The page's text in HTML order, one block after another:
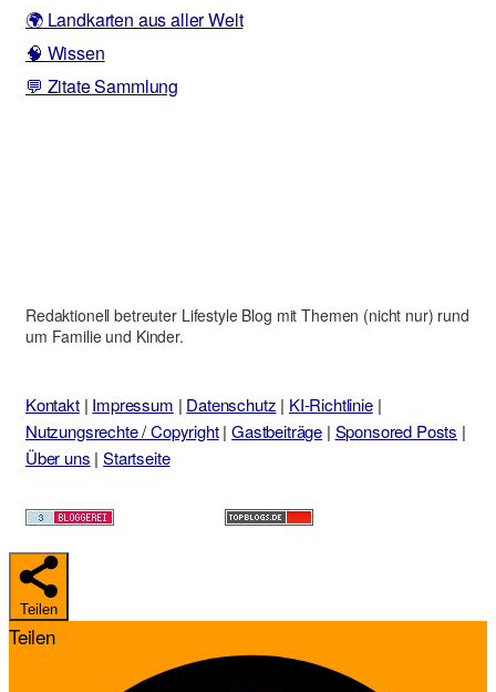
🌍 Landkarten aus aller Welt
🧠 Wissen
💬 Zitate Sammlung
Redaktionell betreuter Lifestyle Blog mit Themen (nicht nur) rund
um Familie und Kinder.
Kontakt| Impressum | Datenschutz | KI-Richtlinie|
Nutzungsrechte / Copyright|Gastbeiträge | Sponsored Posts |
Über uns |Startseite
Teilen
Teilen